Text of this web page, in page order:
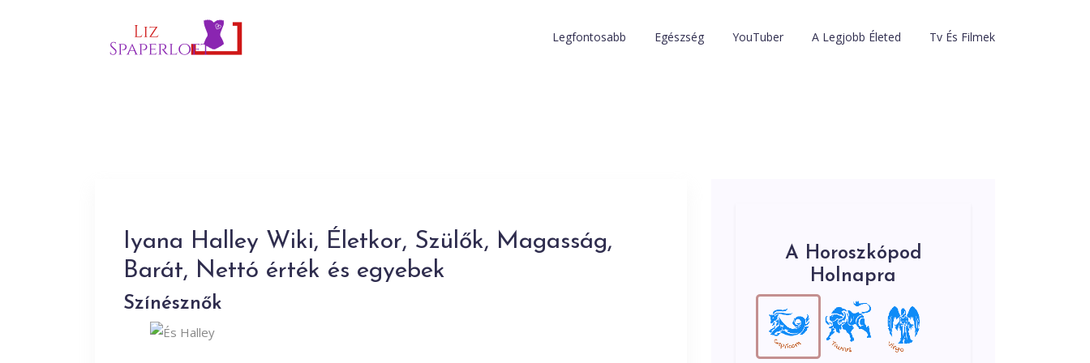
Legfontosabb Egészség YouTuber A Legjobb Életed Tv És Filmek
Iyana Halley Wiki, Életkor, Szülők, Magasság,
Barát, Nettó érték és egyebek
Színésznők
A Horoszkópod
Holnapra